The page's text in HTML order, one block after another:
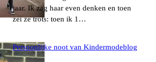
jaar. Ik zag haar even denken en toen
zei ze trots: toen ik 1…
Persoonlijke noot van Kindermodeblog